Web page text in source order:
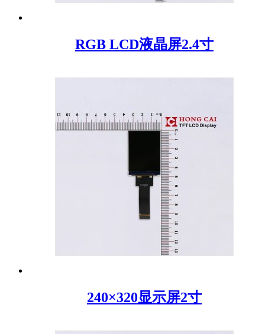
RGB LCD液晶屏2.4寸
240×320显示屏2寸